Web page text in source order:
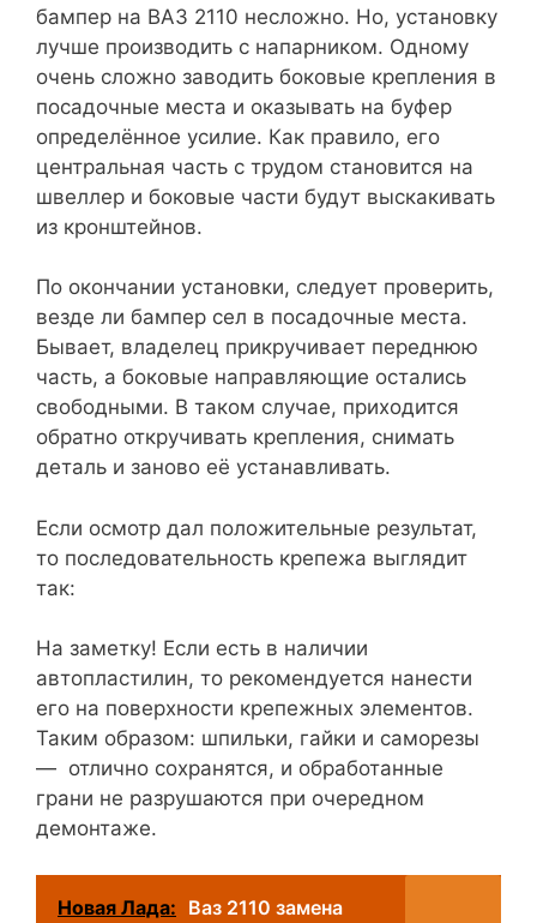
бампер на ВАЗ 2110 несложно. Но, установку
лучше производить с напарником. Одному
очень сложно заводить боковые крепления в
посадочные места и оказывать на буфер
определённое усилие. Как правило, его
центральная часть с трудом становится на
швеллер и боковые части будут выскакивать
из кронштейнов.
По окончании установки, следует проверить,
везде ли бампер сел в посадочные места.
Бывает, владелец прикручивает переднюю
часть, а боковые направляющие остались
свободными. В таком случае, приходится
обратно откручивать крепления, снимать
деталь и заново её устанавливать.
Если осмотр дал положительные результат,
то последовательность крепежа выглядит
так:
На заметку! Если есть в наличии
автопластилин, то рекомендуется нанести
его на поверхности крепежных элементов.
Таким образом: шпильки, гайки и саморезы
— отлично сохранятся, и обработанные
грани не разрушаются при очередном
демонтаже.
Новая Лада: Ваз 2110 замена